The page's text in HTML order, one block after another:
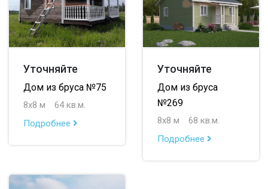
Уточняйте
Дом из бруса №75
8х8 м
64 кв.м.
Подробнее
Уточняйте
Дом из бруса
№269
8х8 м
68 кв.м.
Подробнее